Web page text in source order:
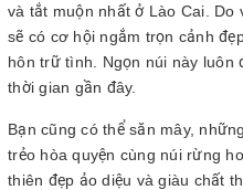
và tắt muộn nhất ở Lào Cai. Do
sẽ có cơ hội ngắm trọn cảnh
hôn trữ tình. Ngọn núi này luôn
thời gian gần đây.
Bạn cũng có thể săn mây,
trẻo hòa quyện cùng núi rừng
thiên đẹp ảo diệu và giàu chất